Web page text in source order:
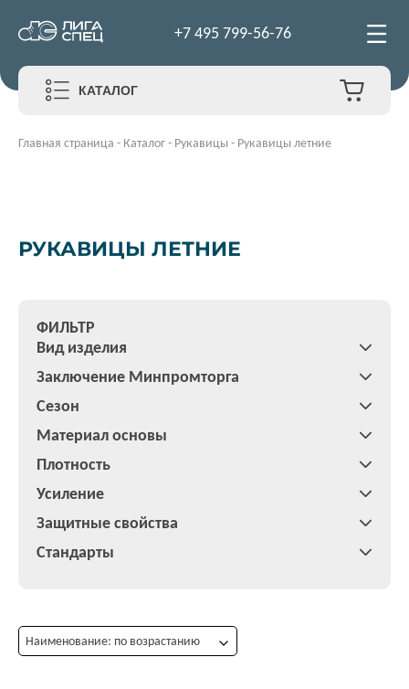
+7 495 799-56-76
КАТАЛОГ
Главная страница - Каталог- Рукавицы- Рукавицы летние
РУКАВИЦЫ ЛЕТНИЕ
ФИЛЬТР
Вид изделия
Заключение Минпромторга
Сезон
Материал основы
Плотность
Усиление
Защитные свойства
Стандарты
Наименование: по возрастанию